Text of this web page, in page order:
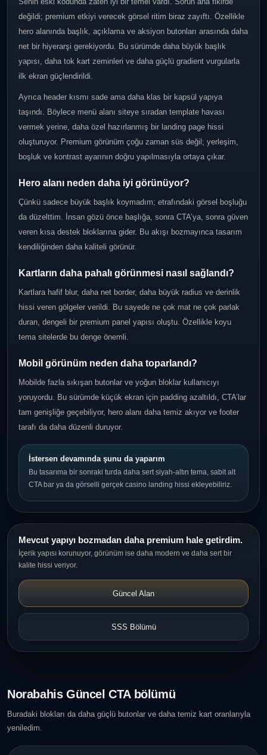
değildi; premium etkiyi verecek görsel ritim biraz zayıftı. Özellikle
hero alanında başlık, açıklama ve aksiyon butonları arasında daha
net bir hiyerarşi gerekiyordu. Bu sürümde daha büyük başlık
yapısı, daha tok kart zeminleri ve daha güçlü gradient vurgularla
ilk ekran güçlendirildi.
Ayrıca header kısmı sade ama daha klas bir kapsül yapıya
taşındı. Böylece menü alanı siteye sıradan template havası
vermek yerine, daha özel hazırlanmış bir landing page hissi
oluşturuyor. Premium görünüm çoğu zaman süs değil; yerleşim,
boşluk ve kontrast ayarının doğru yapılmasıyla ortaya çıkar.
Hero alanı neden daha iyi görünüyor?
Çünkü sadece büyük başlık koymadım; etrafındaki görsel boşluğu
da düzelttim. İnsan gözü önce başlığa, sonra CTA’ya, sonra güven
veren kısa destek bloklarına gider. Bu akışı bozmayınca tasarım
kendiliğinden daha kaliteli görünür.
Kartların daha pahalı görünmesi nasıl sağlandı?
Kartlara hafif blur, daha net border, daha büyük radius ve derinlik
hissi veren gölgeler verildi. Bu sayede ne çok mat ne çok parlak
duran, dengeli bir premium panel yapısı oluştu. Özellikle koyu
tema sitelerde bu denge önemli.
Mobil görünüm neden daha toparlandı?
Mobilde fazla sıkışan butonlar ve yoğun bloklar kullanıcıyı
yoruyordu. Bu sürümde küçük ekran için padding azaltıldı, CTA’lar
tam genişliğe geçebiliyor, hero alanı daha temiz akıyor ve footer
tarafı da daha düzenli duruyor.
İstersen devamında şunu da yaparım
Bu tasarıma bir sonraki turda daha sert siyah-altın tema, sabit alt
CTA bar ya da görselli gerçek casino landing hissi ekleyebiliriz.
Mevcut yapıyı bozmadan daha premium hale getirdim.
İçerik yapısı korunuyor, görünüm ise daha modern ve daha sert bir
kalite hissi veriyor.
Güncel Alan
SSS Bölümü
Norabahis Güncel CTA bölümü
Buradaki blokları da daha güçlü butonlar ve daha temiz kart oranlarıyla
yeniledim.